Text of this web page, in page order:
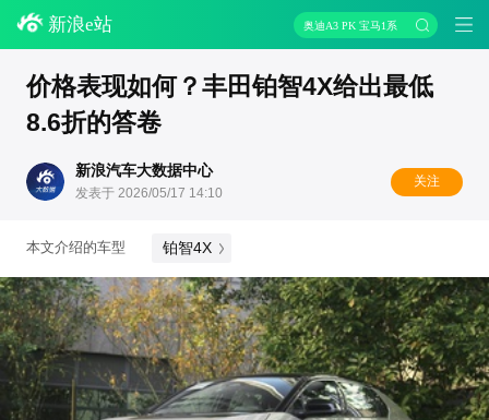
新浪e站 奥迪A3 PK 宝马1系
价格表现如何？丰田铂智4X给出最低
8.6折的答卷
新浪汽车大数据中心
发表于 2026/05/17 14:10
关注
本文介绍的车型 铂智4X